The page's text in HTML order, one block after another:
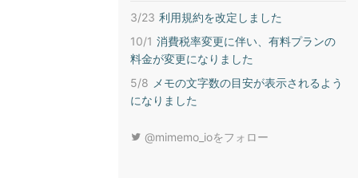
3/23 利用規約を改定しました
10/1 消費税率変更に伴い、有料プランの
料金が変更になりました
5/8 メモの文字数の目安が表示されるよう
になりました
@mimemo_ioをフォロー